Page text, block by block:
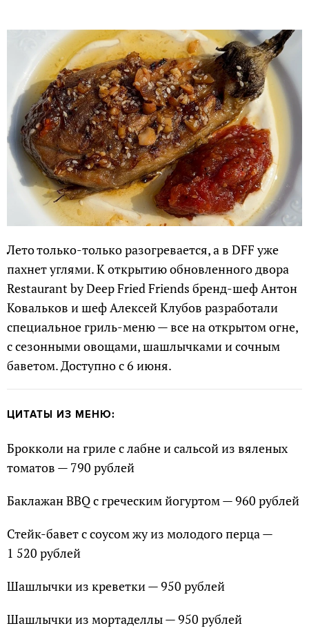
Лето только-только разогревается, а в DFF уже
пахнет углями. К открытию обновленного двора
Restaurant by Deep Fried Friends бренд-шеф Антон
Ковальков и шеф Алексей Клубов разработали
специальное гриль-меню — все на открытом огне,
с сезонными овощами, шашлычками и сочным
баветом. Доступно с 6 июня.
ЦИТАТЫ ИЗ МЕНЮ:
Брокколи на гриле с лабне и сальсой из вяленых
томатов — 790 рублей
Баклажан BBQ с греческим йогуртом — 960 рублей
Стейк-бавет с соусом жу из молодого перца —
1 520 рублей
Шашлычки из креветки — 950 рублей
Шашлычки из мортаделлы — 950 рублей